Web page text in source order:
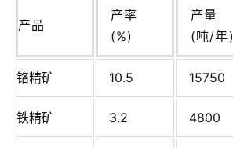
产品
产率
(%)
产量
(吨/年)
铬精矿 10.5 15750
铁精矿 3.2 4800